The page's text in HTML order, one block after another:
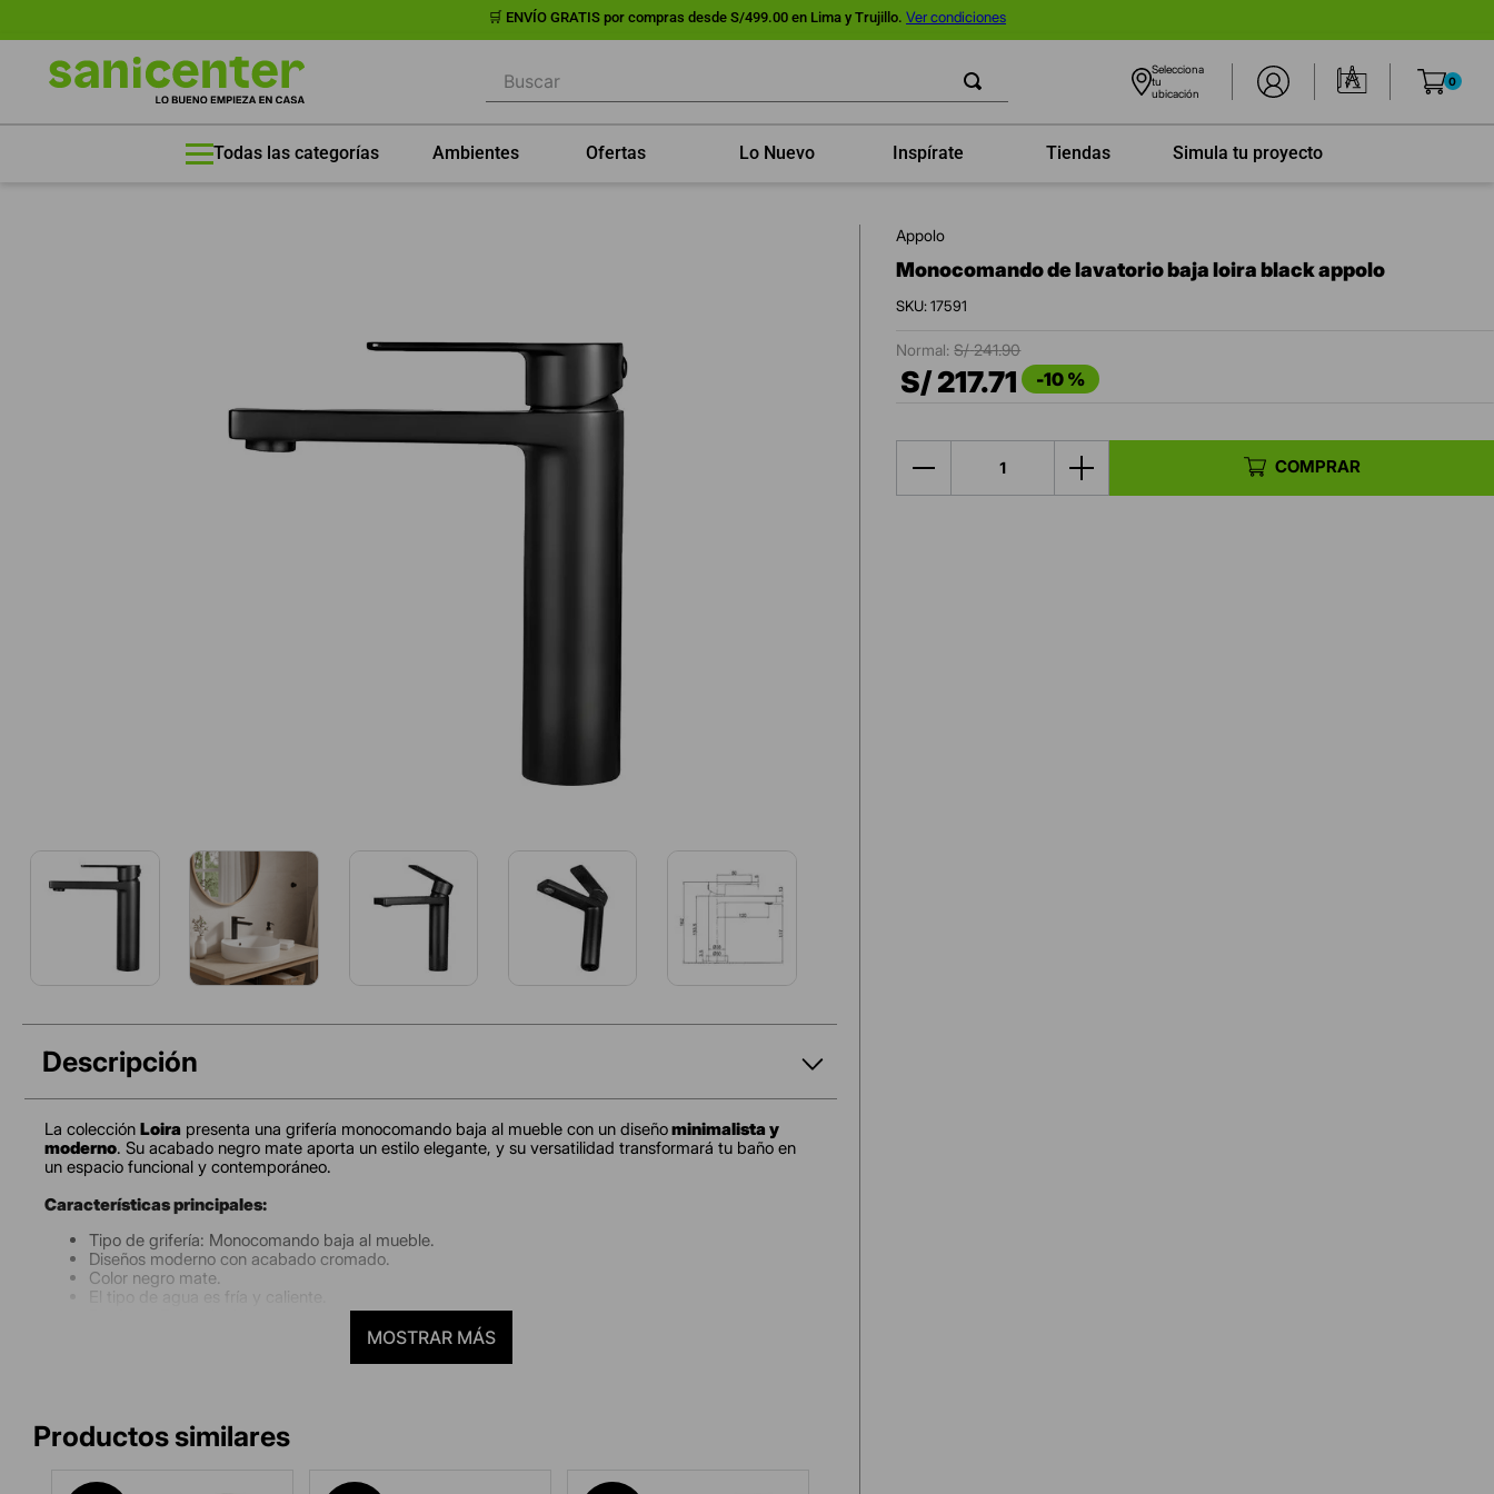
🛒 ENVÍO GRATIS por compras desde S/499.00 en Lima y Trujillo. Ver condiciones
Buscar
Selecciona
tu
ubicación
0
Todas las categorías Ambientes Ofertas Lo Nuevo Inspírate Tiendas Simula tu proyecto
Descripción
La colección Loira presenta una grifería monocomando baja al mueble con un diseñominimalista y
moderno. Su acabado negro mate aporta un estilo elegante, y su versatilidad transformará tu baño en
un espacio funcional y contemporáneo.
Características principales:
Tipo de grifería: Monocomando baja al mueble.
Diseños moderno con acabado cromado.
Color negro mate.
El tipo de agua es fría y caliente.
Ancho: 12 cm Alto: 16.2 cm Largo: 11.7 cm.MOSTRAR MÁS
appolo
monocomando de lavatorio baja loira black appolo
:17591
S/ 241.90
S/217.71 -10 %
COMPRAR